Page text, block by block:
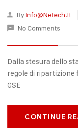
ByInfo@netech.it
No Comments
Dalla stesura dello
regole di ripartizione
GSE
CONTINUE